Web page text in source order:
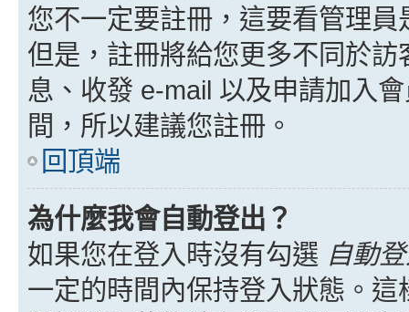
您不一定要註冊，這要看管理
但是，註冊將給您更多不同於
息、收發 e-mail 以及申請加入
間，所以建議您註冊。
回頂端
為什麼我會自動登出？
如果您在登入時沒有勾選 自動
一定的時間內保持登入狀態。